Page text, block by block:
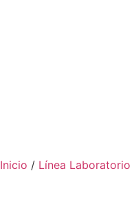
Inicio / Línea Laboratorio